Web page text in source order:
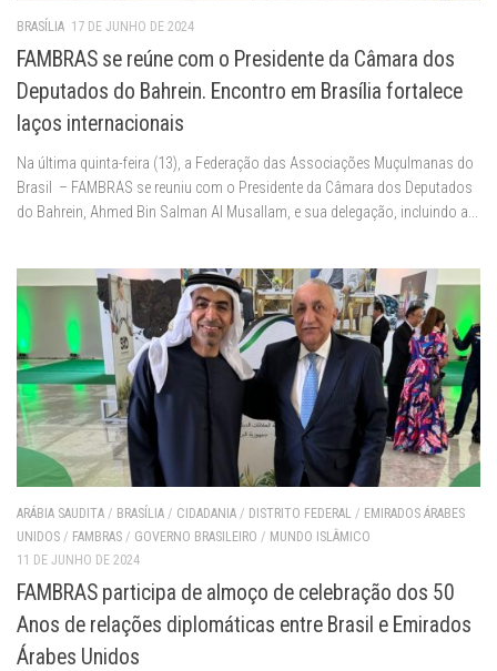
BRASÍLIA 17 DE JUNHO DE 2024
FAMBRAS se reúne com o Presidente da Câmara dos
Deputados do Bahrein. Encontro em Brasília fortalece
laços internacionais
Na última quinta-feira (13), a Federação das Associações Muçulmanas do
Brasil – FAMBRAS se reuniu com o Presidente da Câmara dos Deputados
do Bahrein, Ahmed Bin Salman Al Musallam, e sua delegação, incluindo a...
ARÁBIA SAUDITA / BRASÍLIA / CIDADANIA / DISTRITO FEDERAL / EMIRADOS ÁRABES
UNIDOS / FAMBRAS / GOVERNO BRASILEIRO / MUNDO ISLÂMICO
11 DE JUNHO DE 2024
FAMBRAS participa de almoço de celebração dos 50
Anos de relações diplomáticas entre Brasil e Emirados
Árabes Unidos